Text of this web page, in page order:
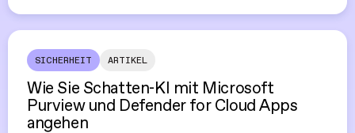
SICHERHEIT ARTIKEL
Wie Sie Schatten-KI mit Microsoft
Purview und Defender for Cloud Apps
angehen